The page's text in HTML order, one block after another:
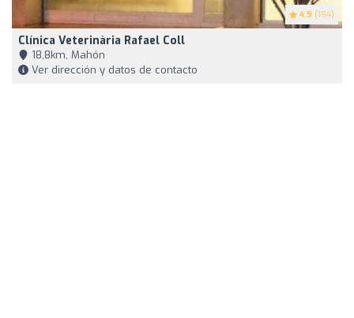
4.9 (194)
Clínica Veterinària Rafael Coll
18,8km, Mahón
Ver dirección y datos de contacto